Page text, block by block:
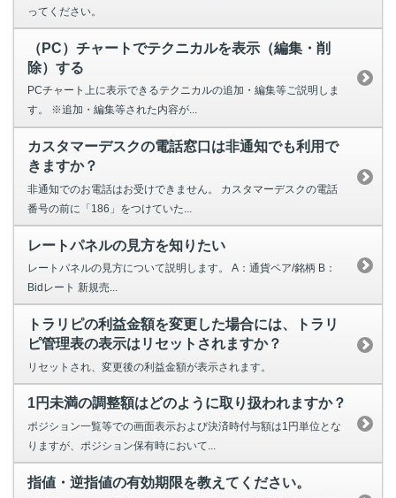
ってください。
（PC）チャートでテクニカルを表示（編集・削
除）する
PCチャート上に表示できるテクニカルの追加・編集等ご説明しま
す。 ※追加・編集等された内容が...
カスタマーデスクの電話窓口は非通知でも利用で
きますか？
非通知でのお電話はお受けできません。 カスタマーデスクの電話
番号の前に「186」をつけていた...
レートパネルの見方を知りたい
レートパネルの見方について説明します。 A：通貨ペア/銘柄 B：
Bidレート 新規売...
トラリピの利益金額を変更した場合には、トラリ
ピ管理表の表示はリセットされますか？
リセットされ、変更後の利益金額が表示されます。
1円未満の調整額はどのように取り扱われますか？
ポジション一覧等での画面表示および決済時付与額は1円単位とな
りますが、ポジション保有時において...
指値・逆指値の有効期限を教えてください。